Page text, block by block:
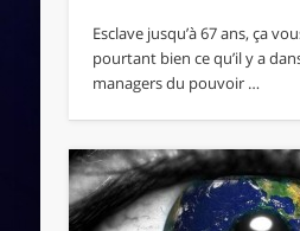
Esclave jusqu’à 67 ans, ça
pourtant bien ce qu’il y a
managers du pouvoir …